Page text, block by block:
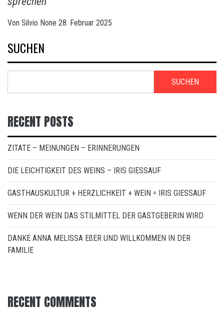
Von Silvio None 28. Februar 2025
SUCHEN
SUCHEN
RECENT POSTS
ZITATE – MEINUNGEN – ERINNERUNGEN
DIE LEICHTIGKEIT DES WEINS – IRIS GIESSAUF
GASTHAUSKULTUR + HERZLICHKEIT + WEIN = IRIS GIESSAUF
WENN DER WEIN DAS STILMITTEL DER GASTGEBERIN WIRD
DANKE ANNA MELISSA EßER UND WILLKOMMEN IN DER
FAMILIE
RECENT COMMENTS